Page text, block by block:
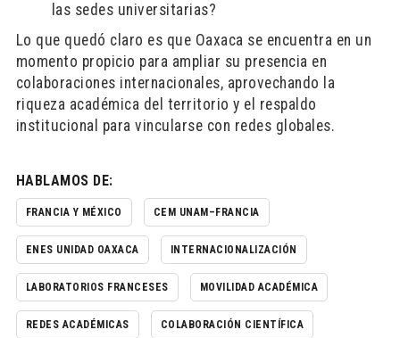
las sedes universitarias?
Lo que quedó claro es que Oaxaca se encuentra en un
momento propicio para ampliar su presencia en
colaboraciones internacionales, aprovechando la
riqueza académica del territorio y el respaldo
institucional para vincularse con redes globales.
HABLAMOS DE:
FRANCIA Y MÉXICO CEM UNAM–FRANCIA
ENES UNIDAD OAXACA INTERNACIONALIZACIÓN
LABORATORIOS FRANCESES MOVILIDAD ACADÉMICA
REDES ACADÉMICAS COLABORACIÓN CIENTÍFICA